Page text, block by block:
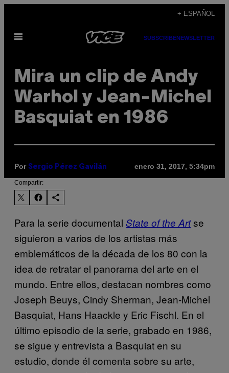
contenido
+ ESPAÑOL
Abrir
SUBSCRIBENEWSLETTER
Mira un clip de Andy
Warhol y Jean-Michel
Basquiat en 1986
Por Sergio Pérez Gavilán enero 31, 2017, 5:34pm
Compartir:
Para la serie documental State of the Artse
siguieron a varios de los artistas más
emblemáticos de la década de los 80 con la
idea de retratar el panorama del arte en el
mundo. Entre ellos, destacan nombres como
Joseph Beuys, Cindy Sherman, Jean-Michel
Basquiat, Hans Haackle y Eric Fischl. En el
último episodio de la serie, grabado en 1986,
se sigue y entrevista a Basquiat en su
estudio, donde él comenta sobre su arte,